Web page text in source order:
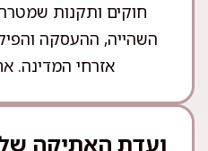
חוקים ותקנות
השהייה, ההעסקה
אזרחי המדינה.
ועדת האתיקה